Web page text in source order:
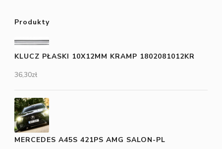
Produkty
KLUCZ PŁASKI 10X12MM KRAMP 1802081012KR
36,30zł
MERCEDES A45S 421PS AMG SALON-PL